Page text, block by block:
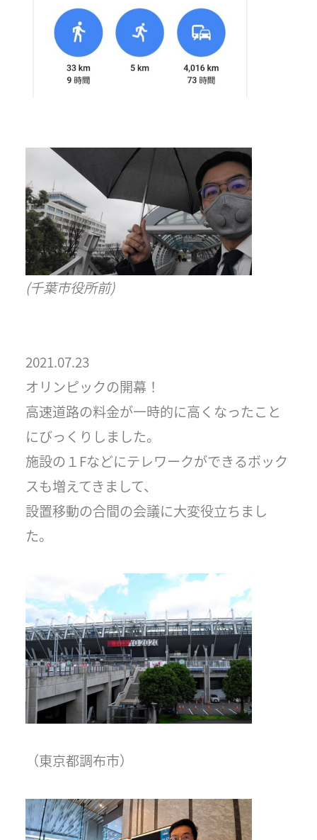
(千葉市役所前)
2021.07.23
オリンピックの開幕！
高速道路の料金が一時的に高くなったこと
にびっくりしました。
施設の１Fなどにテレワークができるボック
スも増えてきまして、
設置移動の合間の会議に大変役立ちまし
た。
（東京都調布市）